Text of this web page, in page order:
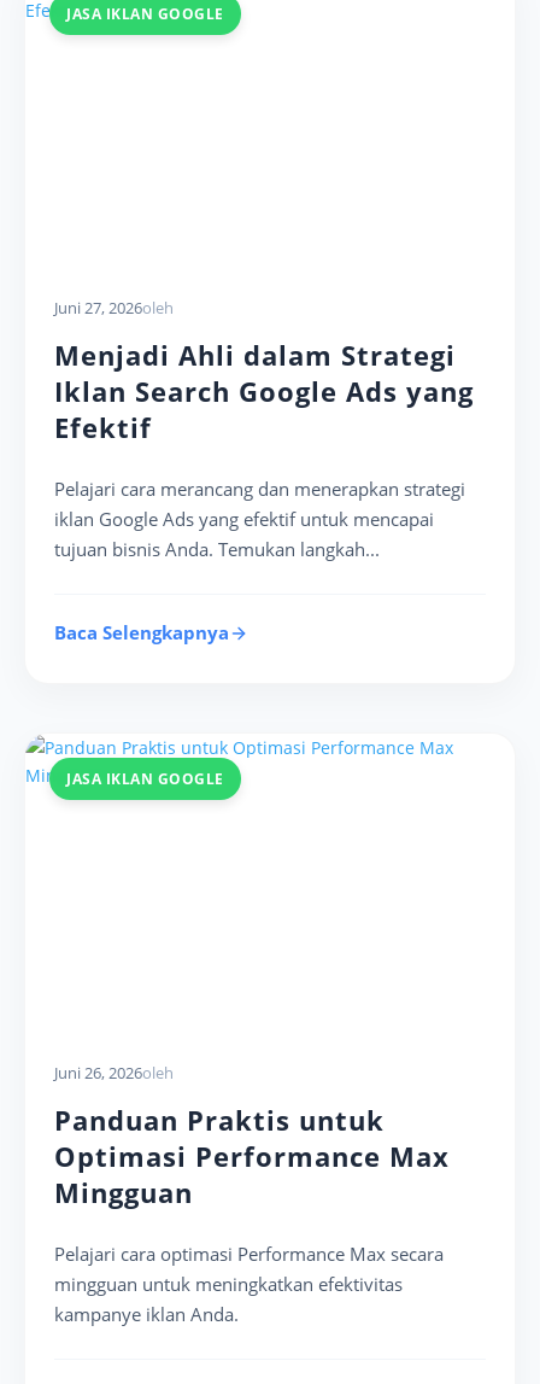
JASA IKLAN GOOGLE
Juni 27, 2026oleh
Menjadi Ahli dalam Strategi
Iklan Search Google Ads yang
Efektif
Pelajari cara merancang dan menerapkan strategi
iklan Google Ads yang efektif untuk mencapai
tujuan bisnis Anda. Temukan langkah...
Baca Selengkapnya
JASA IKLAN GOOGLE
Juni 26, 2026oleh
Panduan Praktis untuk
Optimasi Performance Max
Mingguan
Pelajari cara optimasi Performance Max secara
mingguan untuk meningkatkan efektivitas
kampanye iklan Anda.